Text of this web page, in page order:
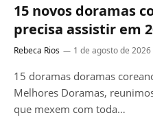
15 novos doramas
precisa assistir em
Rebeca Rios 1 de agosto de 2026
15 doramas doramas
Melhores Doramas,
que mexem com toda…